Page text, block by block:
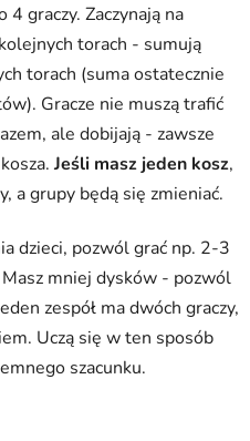
4 graczy. Zaczynają na
torach - sumują
torach (suma ostatecznie
Gracze nie muszą trafić
ale dobijają - zawsze
Jeśli masz jeden kosz,
a grupy będą się zmieniać.
dzieci, pozwól grać np. 2-3
mniej dysków - pozwól
zespół ma dwóch graczy,
Uczą się w ten sposób
szacunku.